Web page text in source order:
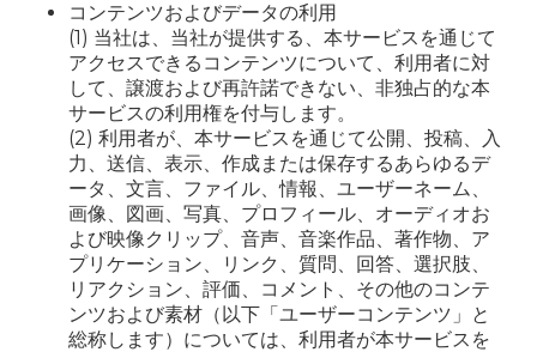
コンテンツおよびデータの利用
(1) 当社は、当社が提供する、本サービスを通じて
アクセスできるコンテンツについて、利用者に対
して、譲渡および再許諾できない、非独占的な本
サービスの利用権を付与します。
(2) 利用者が、本サービスを通じて公開、投稿、入
力、送信、表示、作成または保存するあらゆるデ
ータ、文言、ファイル、情報、ユーザーネーム、
画像、図画、写真、プロフィール、オーディオお
よび映像クリップ、音声、音楽作品、著作物、ア
プリケーション、リンク、質問、回答、選択肢、
リアクション、評価、コメント、その他のコンテ
ンツおよび素材（以下「ユーザーコンテンツ」と
総称します）については、利用者が本サービスを